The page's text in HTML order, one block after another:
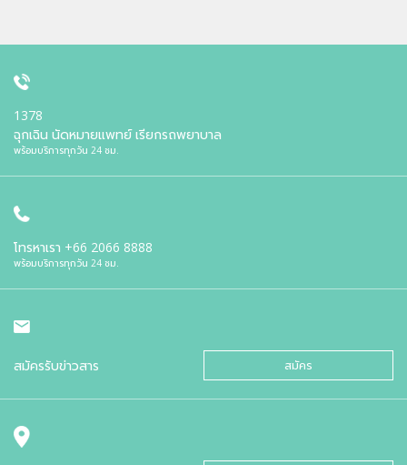
1378
ฉุกเฉิน นัดหมายแพทย์ เรียกรถพยาบาล
พร้อมบริการทุกวัน 24 ชม.
โทรหาเรา +66 2066 8888
พร้อมบริการทุกวัน 24 ชม.
สมัครรับข่าวสาร สมัคร